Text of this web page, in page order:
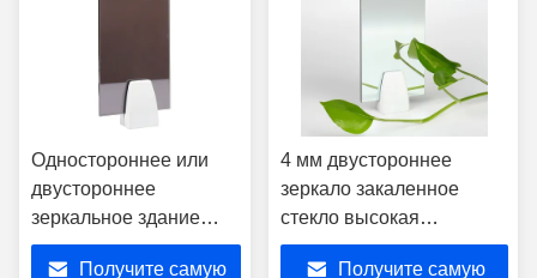
Одностороннее или
двустороннее
зеркальное здание
закаленное стекло
Получите самую
4 мм двустороннее
зеркало закаленное
стекло высокая
устойчивость к ударам
Получите самую